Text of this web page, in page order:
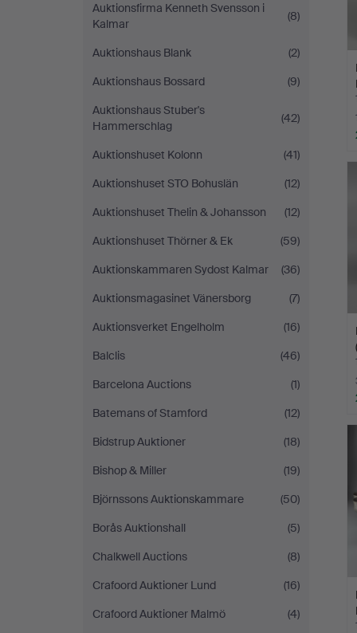
Auktionsfirma Kenneth Svensson i
Kalmar
(8)
Auktionshaus Blank
(2)
Auktionshaus Bossard
(9)
Auktionshaus Stuber's
Hammerschlag
(42)
Auktionshuset Kolonn
(41)
Auktionshuset STO Bohuslän
(12)
Auktionshuset Thelin & Johansson
(12)
Auktionshuset Thörner & Ek
(59)
Auktionskammaren Sydost Kalmar
(36)
Auktionsmagasinet Vänersborg
(7)
Auktionsverket Engelholm
(16)
Balclis
(46)
Barcelona Auctions
(1)
Batemans of Stamford
(12)
Bidstrup Auktioner
(18)
Bishop & Miller
(19)
Björnssons Auktionskammare
(50)
Borås Auktionshall
(5)
Chalkwell Auctions
(8)
Crafoord Auktioner Lund
(16)
Crafoord Auktioner Malmö
(4)